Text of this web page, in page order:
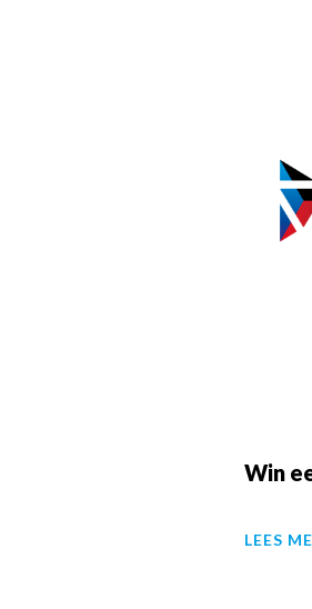
Win
LEES